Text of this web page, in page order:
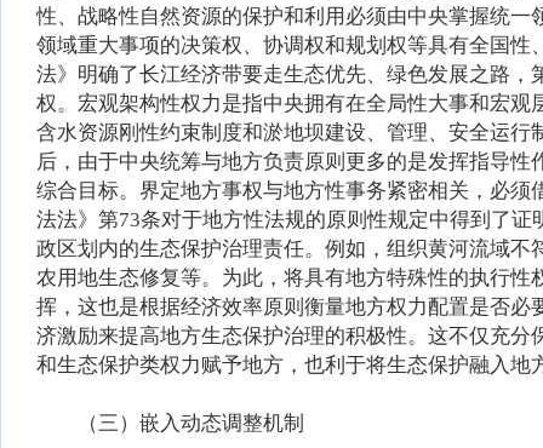
性、战略性自然资源的保护和利用必须由中央掌握统
领域重大事项的决策权、协调权和规划权等具有全国
法》明确了长江经济带要走生态优先、绿色发展之路
权。宏观架构性权力是指中央拥有在全局性大事和宏
含水资源刚性约束制度和淤地坝建设、管理、安全运
后，由于中央统筹与地方负责原则更多的是发挥指导
综合目标。界定地方事权与地方性事务紧密相关，必
法法》第73条对于地方性法规的原则性规定中得到了
政区划内的生态保护治理责任。例如，组织黄河流域
农用地生态修复等。为此，将具有地方特殊性的执行
挥，这也是根据经济效率原则衡量地方权力配置是否
济激励来提高地方生态保护治理的积极性。这不仅充
和生态保护类权力赋予地方，也利于将生态保护融入地
（三）嵌入动态调整机制